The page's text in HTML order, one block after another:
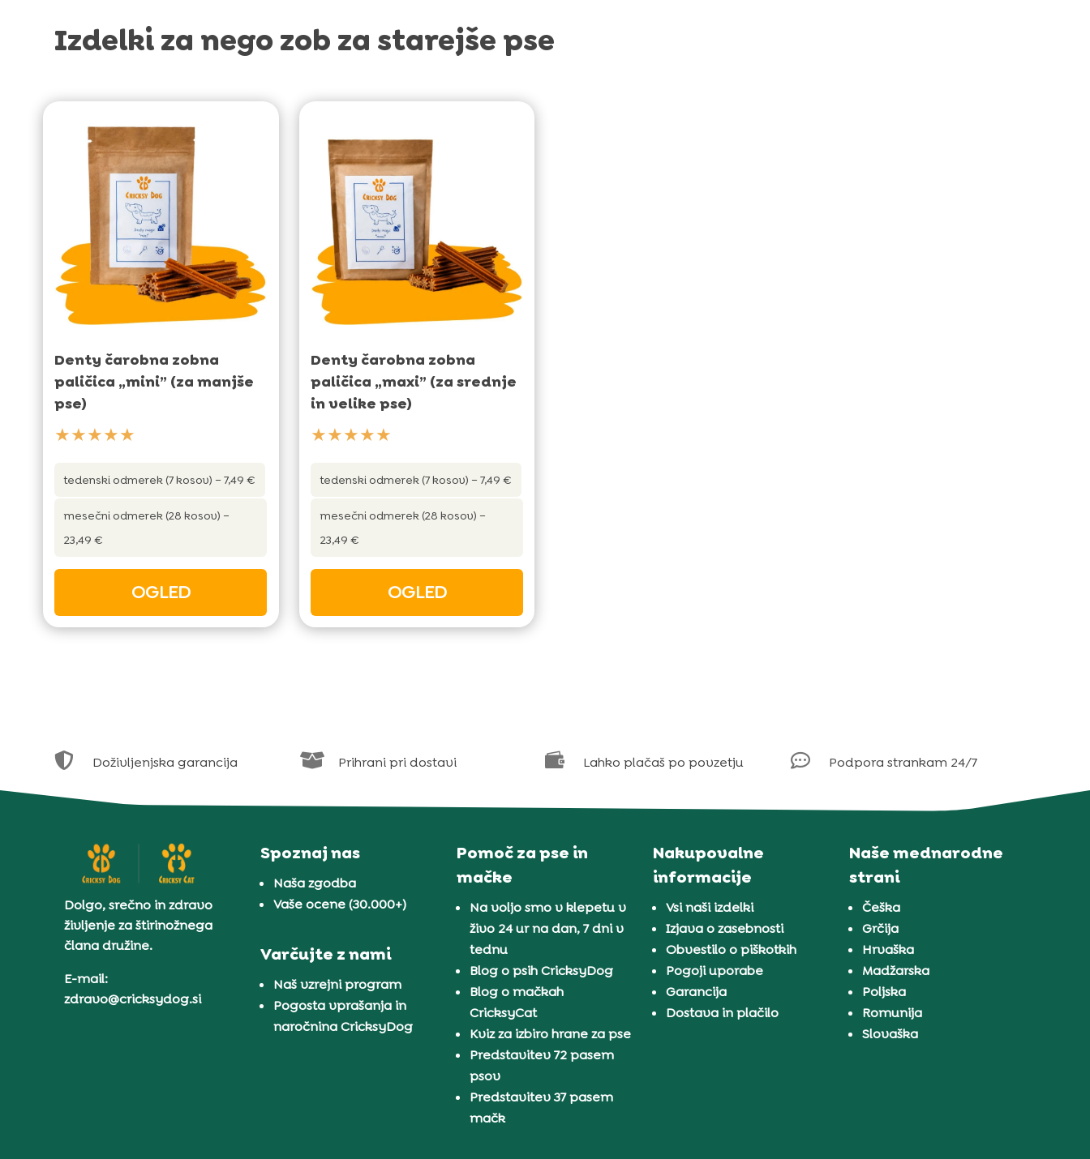
Izdelki za nego zob za starejše pse
Denty čarobna zobna
paličica „mini” (za manjše
pse)
★★★★★
tedenski odmerek (7 kosov) – 7,49 €
mesečni odmerek (28 kosov) –
23,49 €
OGLED
Denty čarobna zobna
paličica „maxi” (za srednje
in velike pse)
★★★★★
tedenski odmerek (7 kosov) – 7,49 €
mesečni odmerek (28 kosov) –
23,49 €
OGLED
 Doživljenjska garancija  Prihrani pri dostavi  Lahko plačaš po povzetju  Podpora strankam 24/7
Dolgo, srečno in zdravo
življenje za štirinožnega
člana družine.
E-mail:
zdravo@cricksydog.si
Spoznaj nas
Naša zgodba
Vaše ocene (30.000+)
Varčujte z nami
Naš vzrejni program
Pogosta vprašanja in
naročnina CricksyDog
Pomoč za pse in
mačke
Na voljo smo v klepetu v
živo 24 ur na dan, 7 dni v
tednu
Blog o psih CricksyDog
Blog o mačkah
CricksyCat
Kviz za izbiro hrane za pse
Predstavitev 72 pasem
psov
Predstavitev 37 pasem
mačk
Nakupovalne
informacije
Vsi naši izdelki
Izjava o zasebnosti
Obvestilo o piškotkih
Pogoji uporabe
Garancija
Dostava in plačilo
Naše mednarodne
strani
Češka
Grčija
Hrvaška
Madžarska
Poljska
Romunija
Slovaška